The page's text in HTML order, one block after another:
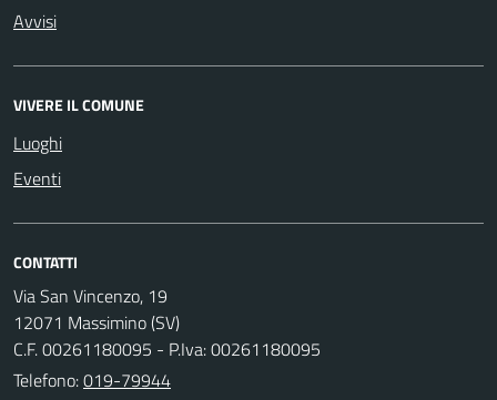
Avvisi
VIVERE IL COMUNE
Luoghi
Eventi
CONTATTI
Via San Vincenzo, 19
12071 Massimino (SV)
C.F. 00261180095 - P.Iva: 00261180095
Telefono:019-79944